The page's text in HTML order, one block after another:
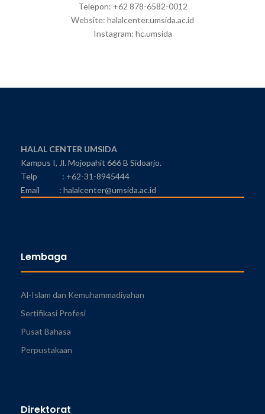
Telepon: +62 878-6582-0012
Website: halalcenter.umsida.ac.id
Instagram: hc.umsida
HALAL CENTER UMSIDA
Kampus I, Jl. Mojopahit 666 B Sidoarjo.
Telp : +62-31-8945444
Email : halalcenter@umsida.ac.id
Lembaga
Al-Islam dan Kemuhammadiyahan
Sertifikasi Profesi
Pusat Bahasa
Perpustakaan
Direktorat